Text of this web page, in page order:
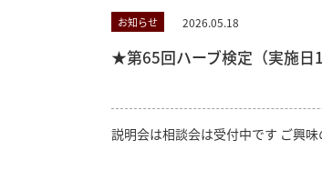
お知らせ 2026.05.18
★第65回ハーブ検定（実施
説明会は相談会は受付中です ご興